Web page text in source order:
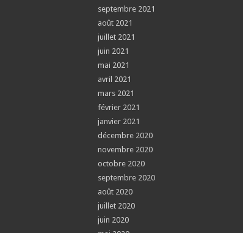
septembre 2021
août 2021
juillet 2021
juin 2021
mai 2021
avril 2021
mars 2021
février 2021
janvier 2021
décembre 2020
novembre 2020
octobre 2020
septembre 2020
août 2020
juillet 2020
juin 2020